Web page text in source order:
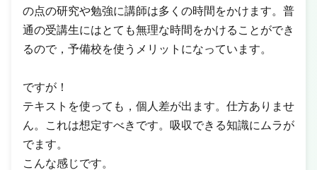
の点の研究や勉強に講師は多くの時間をかけます。普
通の受講生にはとても無理な時間をかけることができ
るので，予備校を使うメリットになっています。
ですが！
テキストを使っても，個人差が出ます。仕方ありませ
ん。これは想定すべきです。吸収できる知識にムラが
でます。
こんな感じです。